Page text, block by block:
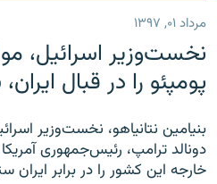
مرداد ۰۱, ۱۳۹۷
نخست‌وزیر اسرائیل،
پومپئو را در قبال
بنیامین نتانیاهو، نخست‌وزیر
دونالد ترامپ، رئیس‌جمهوری
خارجه این کشور را در برابر ایران